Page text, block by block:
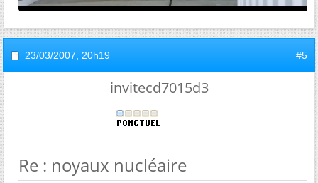
23/03/2007, 20h19 #5
invitecd7015d3
Re : noyaux nucléaire